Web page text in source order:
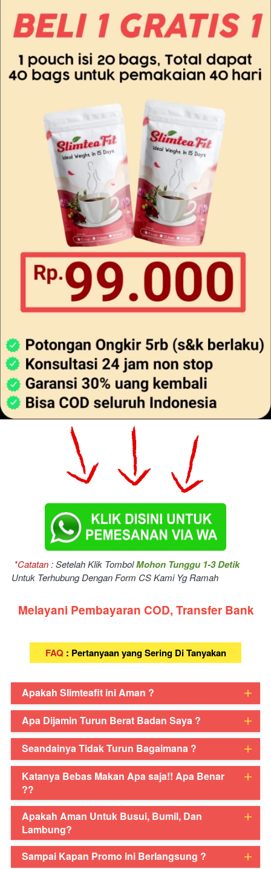
*Catatan :Setelah Klik Tombol Mohon Tunggu 1-3 Detik
Untuk Terhubung Dengan Form CS Kami Yg Ramah
Melayani Pembayaran COD, Transfer Bank
FAQ : Pertanyaan yang Sering Di Tanyakan
Apakah Slimteafit ini Aman ?
Apa Dijamin Turun Berat Badan Saya ?
Seandainya Tidak Turun Bagaimana ?
Katanya Bebas Makan Apa saja!! Apa Benar
??
Apakah Aman Untuk Busui, Bumil, Dan
Lambung?
Sampai Kapan Promo ini Berlangsung ?